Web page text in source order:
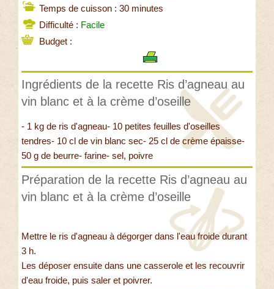
Temps de cuisson : 30 minutes
Difficulté : Facile
Budget :
Ingrédients de la recette Ris d’agneau au
vin blanc et à la crème d’oseille
- 1 kg de ris d'agneau- 10 petites feuilles d'oseilles
tendres- 10 cl de vin blanc sec- 25 cl de crème épaisse-
50 g de beurre- farine- sel, poivre
Préparation de la recette Ris d’agneau au
vin blanc et à la crème d’oseille
Mettre le ris d'agneau à dégorger dans l'eau froide durant
3 h.
Les déposer ensuite dans une casserole et les recouvrir
d'eau froide, puis saler et poivrer.